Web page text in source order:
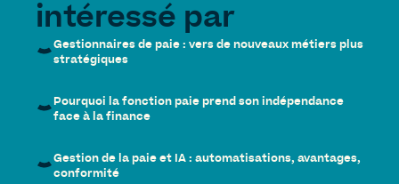
intéressé par
Gestionnaires de paie : vers de nouveaux métiers plus
stratégiques
Pourquoi la fonction paie prend son indépendance
face à la finance
Gestion de la paie et IA : automatisations, avantages,
conformité